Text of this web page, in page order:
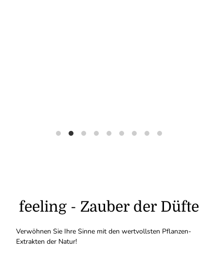
feeling - Zauber der Düfte
Verwöhnen Sie Ihre Sinne mit den wertvollsten Pflanzen-
Extrakten der Natur!